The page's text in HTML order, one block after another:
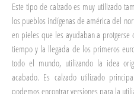
Este tipo de calzado es muy utilizado
los pueblos indígenas de américa del
en pieles que les ayudaban a
tiempo y la llegada de los primeros
todo el mundo, utilizando la idea
acabado. Es calzado utilizado
podemos encontrar versiones para la